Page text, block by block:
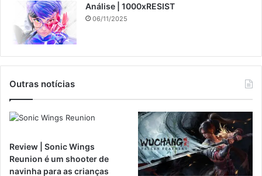
Análise | 1000xRESIST
06/11/2025
Outras notícias
Review | Sonic Wings
Reunion é um shooter de
navinha para as crianças